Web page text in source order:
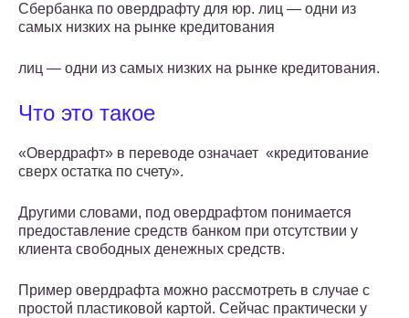
Сбербанка по овердрафту для юр. лиц — одни из
самых низких на рынке кредитования
лиц — одни из самых низких на рынке кредитования.
Что это такое
«Овердрафт» в переводе означает «кредитование
сверх остатка по счету».
Другими словами, под овердрафтом понимается
предоставление средств банком при отсутствии у
клиента свободных денежных средств.
Пример овердрафта можно рассмотреть в случае с
простой пластиковой картой. Сейчас практически у